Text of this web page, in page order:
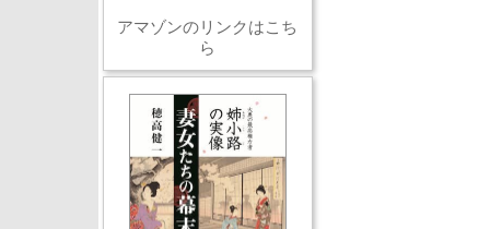
アマゾンのリンクはこち
ら